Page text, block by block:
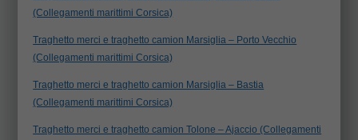
(Collegamenti marittimi Corsica)
Traghetto merci e traghetto camion Marsiglia – Porto Vecchio
(Collegamenti marittimi Corsica)
Traghetto merci e traghetto camion Marsiglia – Bastia
(Collegamenti marittimi Corsica)
Traghetto merci e traghetto camion Tolone – Ajaccio (Collegamenti